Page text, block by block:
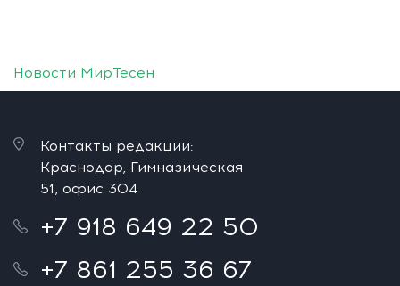
Новости МирТесен
Контакты редакции:
Краснодар, Гимназическая
51, офис 304
+7 918 649 22 50
+7 861 255 36 67